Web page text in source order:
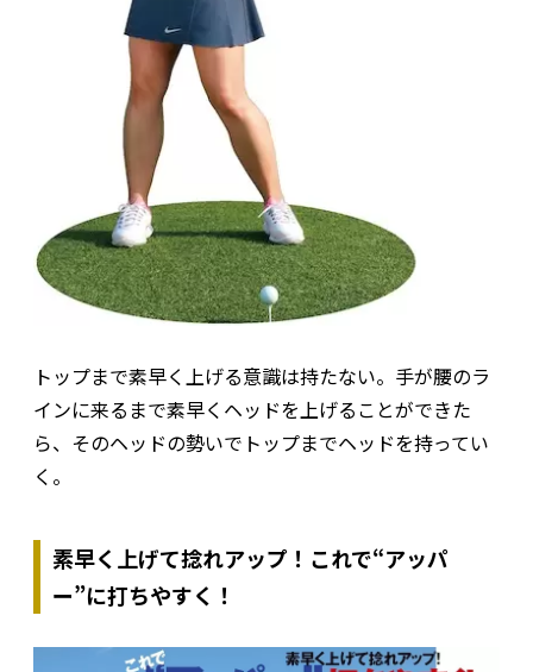
トップまで素早く上げる意識は持たない。手が腰のラ
インに来るまで素早くヘッドを上げることができた
ら、そのヘッドの勢いでトップまでヘッドを持ってい
く。
素早く上げて捻れアップ！これで“アッパ
ー”に打ちやすく！